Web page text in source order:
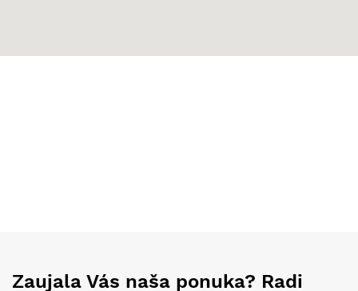
Zaujala Vás naša ponuka? Radi